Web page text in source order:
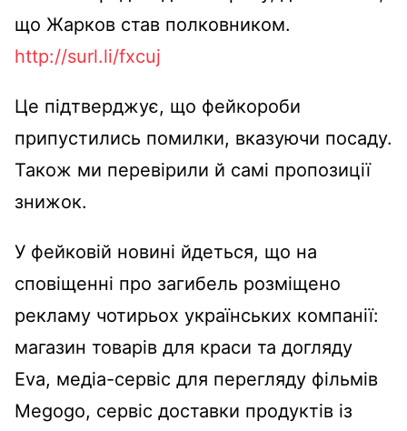
що Жарков став полковником.
http://surl.li/fxcuj
Це підтверджує, що фейкороби
припустились помилки, вказуючи посаду.
Також ми перевірили й самі пропозиції
знижок.
У фейковій новині йдеться, що на
сповіщенні про загибель розміщено
рекламу чотирьох українських компанії:
магазин товарів для краси та догляду
Eva, медіа-сервіс для перегляду фільмів
Megogo, cервіс доставки продуктів із